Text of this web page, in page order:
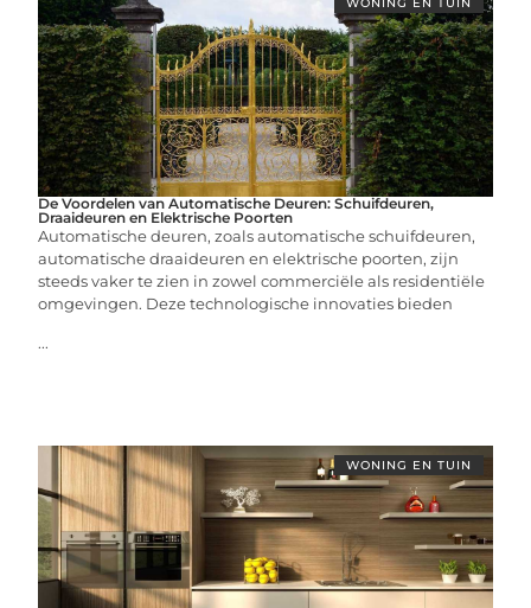
De Voordelen van Automatische Deuren: Schuifdeuren,
Draaideuren en Elektrische Poorten
Automatische deuren, zoals automatische schuifdeuren,
automatische draaideuren en elektrische poorten, zijn
steeds vaker te zien in zowel commerciële als residentiële
omgevingen. Deze technologische innovaties bieden
...
WONING EN TUIN